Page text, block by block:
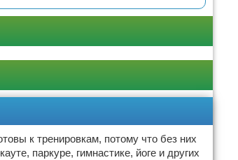
к тренировкам, потому что без них
паркуре, гимнастике, йоге и других